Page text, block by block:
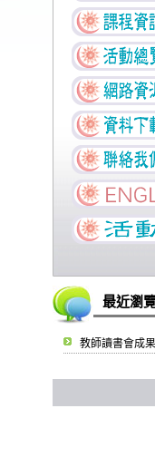
最近瀏
教師讀書會成